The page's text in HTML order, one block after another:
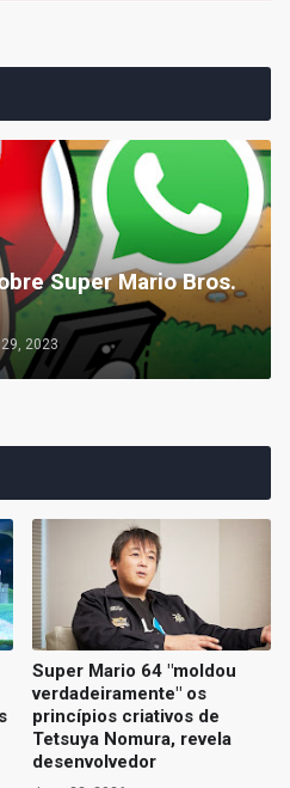
Super Mario Bros.
2023
Super Mario 64 "moldou
verdadeiramente" os
princípios criativos de
Tetsuya Nomura, revela
desenvolvedor